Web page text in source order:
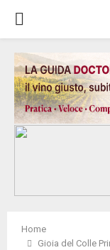
PRIMARY
MENU
Home
Gioia del Colle